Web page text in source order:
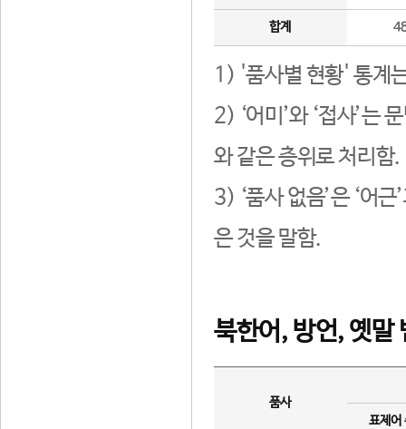
합계
1) '품사별 현황' 통계
2) ‘어미’와 ‘접사’는
와 같은 층위로 처리함.
3) ‘품사 없음’은 ‘어
은 것을 말함.
북한어, 방언, 옛말
품사
표제어